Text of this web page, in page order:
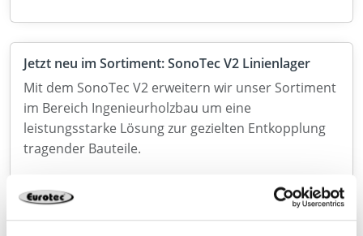
Jetzt neu im Sortiment: SonoTec V2 Linienlager
Mit dem SonoTec V2 erweitern wir unser Sortiment
im Bereich Ingenieurholzbau um eine
leistungsstarke Lösung zur gezielten Entkopplung
tragender Bauteile.
Einschraubwerkzeug mit BG Bau Förderung 2026